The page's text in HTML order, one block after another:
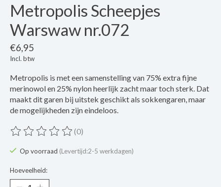
Metropolis Scheepjes
Warswaw nr.072
€6,95
Incl. btw
Metropolis is met een samenstelling van 75% extra fijne
merinowol en 25% nylon heerlijk zacht maar toch sterk. Dat
maakt dit garen bij uitstek geschikt als sokkengaren, maar
de mogelijkheden zijn eindeloos.
De beoordeling van dit product is
(0)
Op voorraad (Levertijd:2-5 werkdagen)
Hoeveelheid: